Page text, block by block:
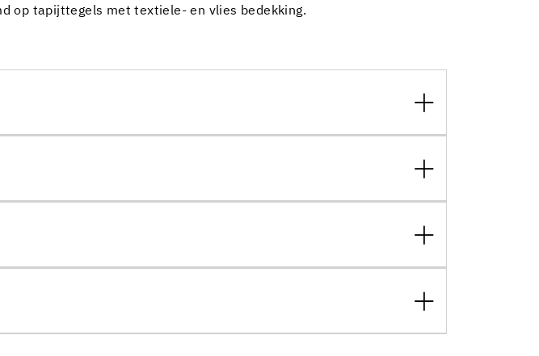
op tapijttegels met textiele- en vlies bedekking.